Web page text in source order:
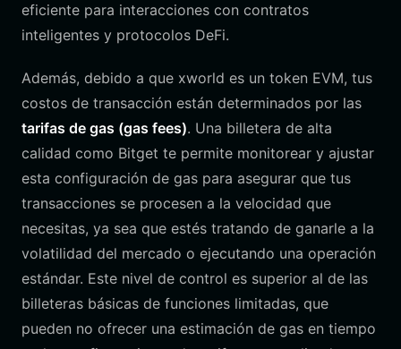
eficiente para interacciones con contratos
inteligentes y protocolos DeFi.
Además, debido a que xworld es un token EVM, tus
costos de transacción están determinados por las
tarifas de gas (gas fees). Una billetera de alta
calidad como Bitget te permite monitorear y ajustar
esta configuración de gas para asegurar que tus
transacciones se procesen a la velocidad que
necesitas, ya sea que estés tratando de ganarle a la
volatilidad del mercado o ejecutando una operación
estándar. Este nivel de control es superior al de las
billeteras básicas de funciones limitadas, que
pueden no ofrecer una estimación de gas en tiempo